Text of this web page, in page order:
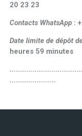
20 23 23
Contacts WhatsApp :
Date limite de dépôt
heures 59 minutes
……………………